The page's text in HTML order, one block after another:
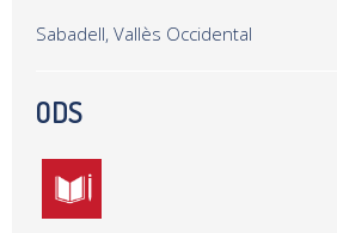
Sabadell, Vallès Occidental
ODS